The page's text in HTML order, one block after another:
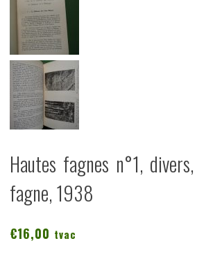
Hautes fagnes n°1,
fagne, 1938
€16,00 tvac